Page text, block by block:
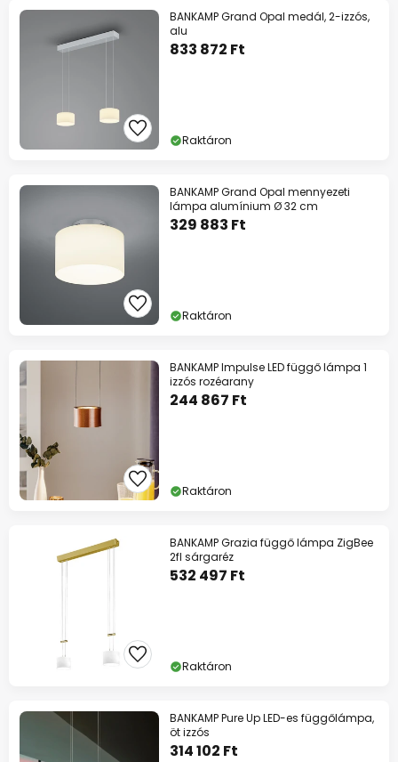
BANKAMP Grand Opal medál, 2-izzós,
alu
833 872 Ft
Raktáron
BANKAMP Grand Opal mennyezeti
lámpa alumínium Ø 32 cm
329 883 Ft
Raktáron
BANKAMP Impulse LED függő lámpa 1
izzós rozéarany
244 867 Ft
Raktáron
BANKAMP Grazia függő lámpa ZigBee
2fl sárgaréz
532 497 Ft
Raktáron
BANKAMP Pure Up LED-es függőlámpa,
öt izzós
314 102 Ft